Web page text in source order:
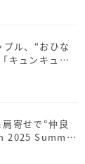
プル、“おひな
キュンキュン
Summer
寄せで“仲良
2025 Summer